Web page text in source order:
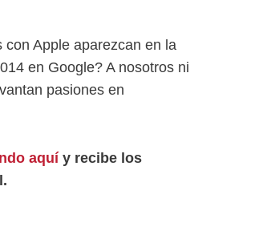
Apple aparezcan en la
en Google? A nosotros ni
pasiones en
aquí y recibe los